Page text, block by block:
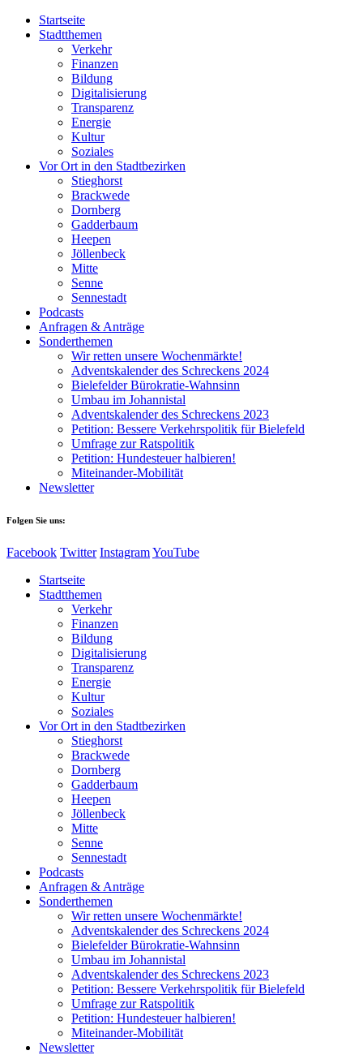
Startseite
Stadtthemen
Verkehr
Finanzen
Bildung
Digitalisierung
Transparenz
Energie
Kultur
Soziales
Vor Ort in den Stadtbezirken
Stieghorst
Brackwede
Dornberg
Gadderbaum
Heepen
Jöllenbeck
Mitte
Senne
Sennestadt
Podcasts
Anfragen & Anträge
Sonderthemen
Wir retten unsere Wochenmärkte!
Adventskalender des Schreckens 2024
Bielefelder Bürokratie-Wahnsinn
Umbau im Johannistal
Adventskalender des Schreckens 2023
Petition: Bessere Verkehrspolitik für Bielefeld​​
Umfrage zur Ratspolitik
Petition: Hundesteuer halbieren!
Miteinander-Mobilität
Newsletter
Folgen Sie uns:
Facebook Twitter InstagramYouTube
Startseite
Stadtthemen
Verkehr
Finanzen
Bildung
Digitalisierung
Transparenz
Energie
Kultur
Soziales
Vor Ort in den Stadtbezirken
Stieghorst
Brackwede
Dornberg
Gadderbaum
Heepen
Jöllenbeck
Mitte
Senne
Sennestadt
Podcasts
Anfragen & Anträge
Sonderthemen
Wir retten unsere Wochenmärkte!
Adventskalender des Schreckens 2024
Bielefelder Bürokratie-Wahnsinn
Umbau im Johannistal
Adventskalender des Schreckens 2023
Petition: Bessere Verkehrspolitik für Bielefeld​​
Umfrage zur Ratspolitik
Petition: Hundesteuer halbieren!
Miteinander-Mobilität
Newsletter